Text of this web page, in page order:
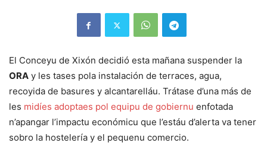
El Conceyu de Xixón decidió esta mañana suspender la
ORA y les tases pola instalación de terraces, agua,
recoyida de basures y alcantarelláu. Trátase d’una más de
les midíes adoptaes pol equipu de gobiernu enfotada
n’apangar l’impactu económicu que l’estáu d’alerta va tener
sobro la hostelería y el pequenu comercio.